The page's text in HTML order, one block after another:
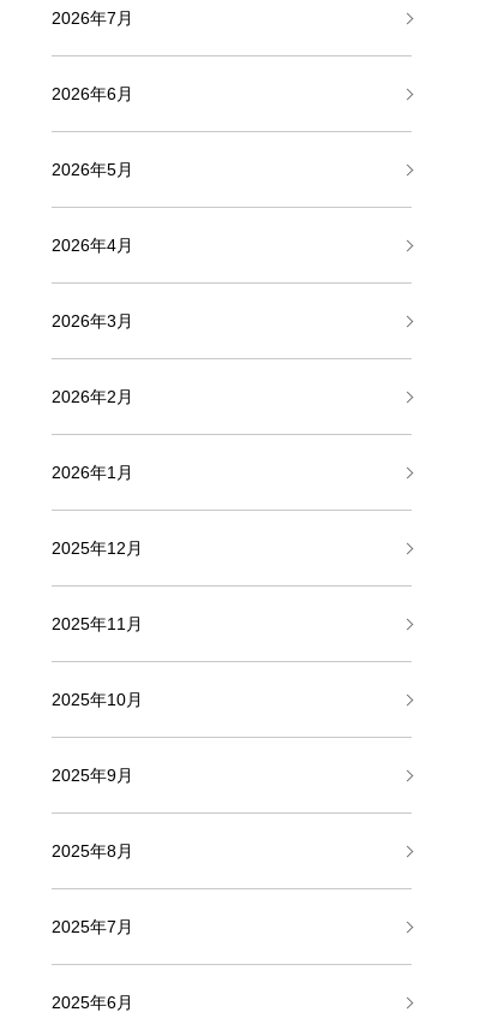
2026年7月
2026年6月
2026年5月
2026年4月
2026年3月
2026年2月
2026年1月
2025年12月
2025年11月
2025年10月
2025年9月
2025年8月
2025年7月
2025年6月